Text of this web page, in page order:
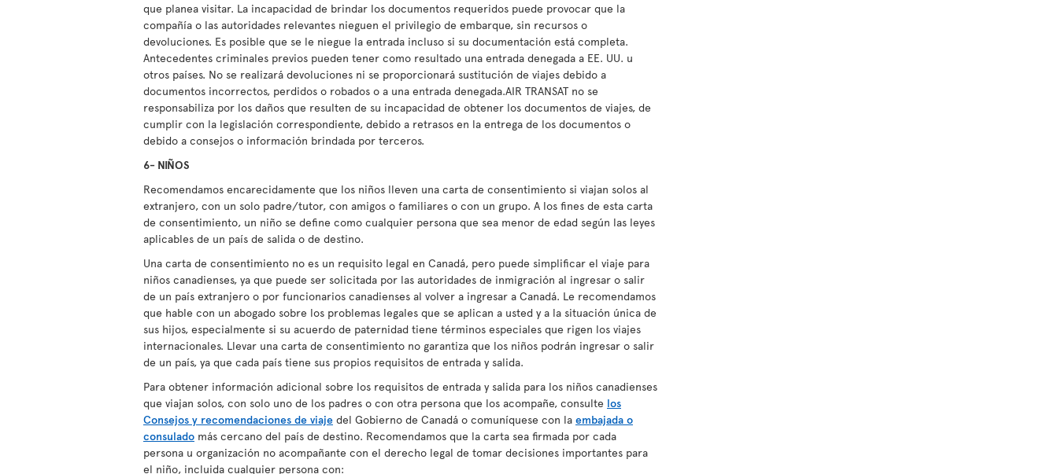
que planea visitar. La incapacidad de brindar los documentos requeridos puede provocar que la
compañía o las autoridades relevantes nieguen el privilegio de embarque, sin recursos o
devoluciones. Es posible que se le niegue la entrada incluso si su documentación está completa.
Antecedentes criminales previos pueden tener como resultado una entrada denegada a EE. UU. u
otros países. No se realizará devoluciones ni se proporcionará sustitución de viajes debido a
documentos incorrectos, perdidos o robados o a una entrada denegada.AIR TRANSAT no se
responsabiliza por los daños que resulten de su incapacidad de obtener los documentos de viajes, de
cumplir con la legislación correspondiente, debido a retrasos en la entrega de los documentos o
debido a consejos o información brindada por terceros.
6- NIÑOS
Recomendamos encarecidamente que los niños lleven una carta de consentimiento si viajan solos al
extranjero, con un solo padre/tutor, con amigos o familiares o con un grupo. A los fines de esta carta
de consentimiento, un niño se define como cualquier persona que sea menor de edad según las leyes
aplicables de un país de salida o de destino.
Una carta de consentimiento no es un requisito legal en Canadá, pero puede simplificar el viaje para
niños canadienses, ya que puede ser solicitada por las autoridades de inmigración al ingresar o salir
de un país extranjero o por funcionarios canadienses al volver a ingresar a Canadá. Le recomendamos
que hable con un abogado sobre los problemas legales que se aplican a usted y a la situación única de
sus hijos, especialmente si su acuerdo de paternidad tiene términos especiales que rigen los viajes
internacionales. Llevar una carta de consentimiento no garantiza que los niños podrán ingresar o salir
de un país, ya que cada país tiene sus propios requisitos de entrada y salida.
Para obtener información adicional sobre los requisitos de entrada y salida para los niños canadienses
que viajan solos, con solo uno de los padres o con otra persona que los acompañe, consulte los
Consejos y recomendaciones de viaje del Gobierno de Canadá o comuníquese con la embajada o
consulado más cercano del país de destino. Recomendamos que la carta sea firmada por cada
persona u organización no acompañante con el derecho legal de tomar decisiones importantes para
el niño, incluida cualquier persona con: